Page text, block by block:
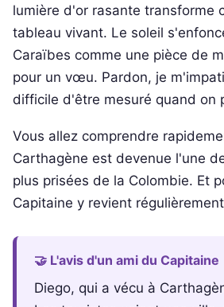
lumière d'or rasante transforme
tableau vivant. Le soleil
Caraïbes comme une pièce de
pour un vœu. Pardon, je
difficile d'être mesuré quand on
Vous allez comprendre
Carthagène est devenue l'une
plus prisées de la Colombie. Et
Capitaine y revient
🤝 L'avis d'un ami du Capitaine
Diego, qui a vécu à